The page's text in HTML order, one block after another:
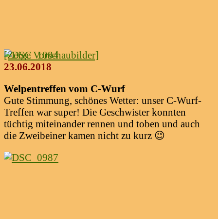
[Zeige Vorschaubilder]
23.06.2018
Welpentreffen vom C-Wurf
Gute Stimmung, schönes Wetter: unser C-Wurf-
Treffen war super! Die Geschwister konnten
tüchtig miteinander rennen und toben und auch
die Zweibeiner kamen nicht zu kurz 😉